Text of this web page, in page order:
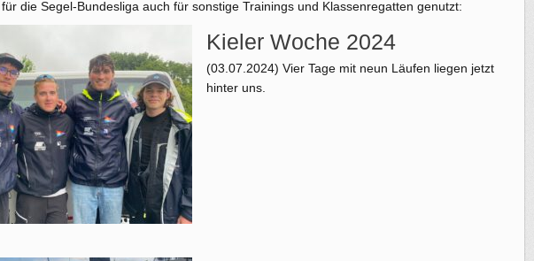
die Segel-Bundesliga auch für sonstige Trainings und Klassenregatten genutzt:
Kieler Woche 2024
(03.07.2024) Vier Tage mit neun Läufen liegen jetzt
hinter uns.